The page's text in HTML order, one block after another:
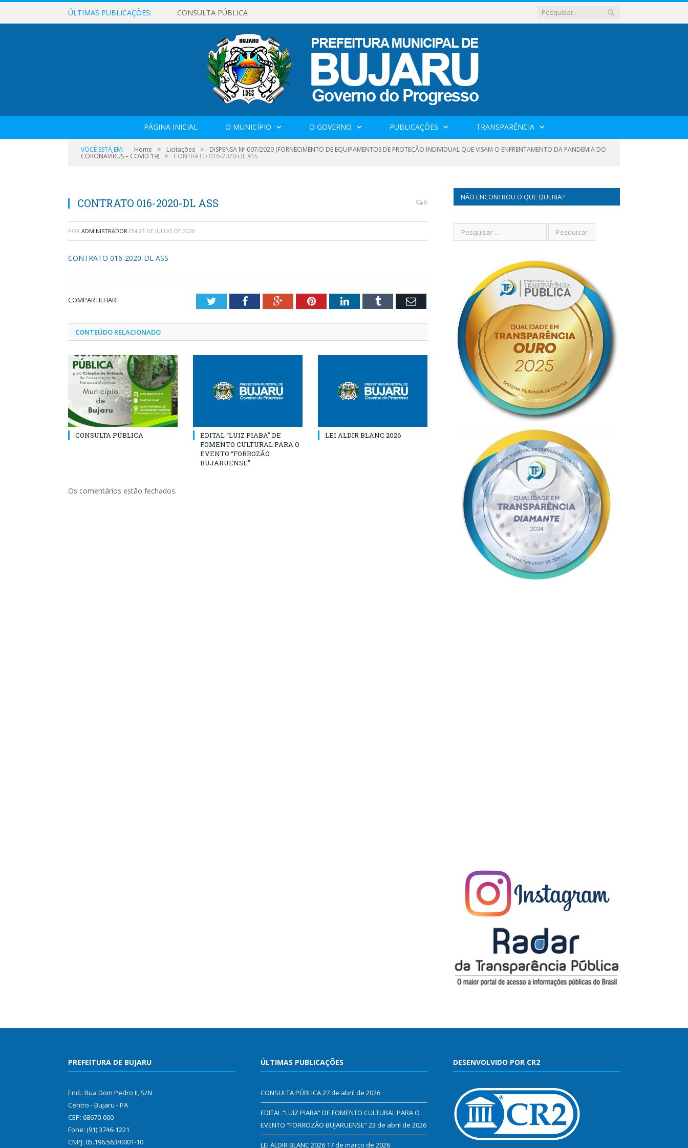
ÚLTIMAS PUBLICAÇÕES: CONSULTA PÚBLICA
PÁGINA INICIAL O MUNICÍPIO O GOVERNO PUBLICAÇÕES TRANSPARÊNCIA
VOCÊ ESTÁ EM: Home » Licitações » DISPENSA Nº 007/2020 (FORNECIMENTO DE EQUIPAMENTOS DE PROTEÇÃO INDIVIDUAL QUE VISAM O ENFRENTAMENTO DA PANDEMIA DO
CORONAVÍRUS – COVID 19) » CONTRATO 016-2020-DL ASS
CONTRATO 016-2020-DL ASS 0
POR ADMINISTRADOR EM 23 DE JULHO DE 2020
CONTRATO 016-2020-DL ASS
COMPARTILHAR: TwitterFacebookGoogle+PinterestLinkedInTumblr Email
CONTEÚDO RELACIONADO
CONSULTA PÚBLICA
EDITAL “LUIZ PIABA” DE
FOMENTO CULTURAL PARA O
EVENTO “FORROZÃO
BUJARUENSE”
LEI ALDIR BLANC 2026
Os comentários estão fechados.
NÃO ENCONTROU O QUE QUERIA?
PREFEITURA DE BUJARU
End.: Rua Dom Pedro II, S/N
Centro - Bujaru - PA
CEP: 68670-000
Fone: (91) 3746-1221
CNPJ: 05.196.563/0001-10
ÚLTIMAS PUBLICAÇÕES
CONSULTA PÚBLICA27 de abril de 2026
EDITAL “LUIZ PIABA” DE FOMENTO CULTURAL PARA O
EVENTO “FORROZÃO BUJARUENSE”23 de abril de 2026
LEI ALDIR BLANC 2026 17 de março de 2026
DESENVOLVIDO POR CR2